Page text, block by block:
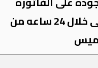
وسنعاود التواصل معكم فى خلال 24 ساعه من